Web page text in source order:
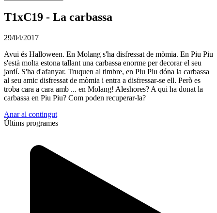
T1xC19 - La carbassa
29/04/2017
Avui és Halloween. En Molang s'ha disfressat de mòmia. En Piu Piu
s'està molta estona tallant una carbassa enorme per decorar el seu
jardí. S'ha d'afanyar. Truquen al timbre, en Piu Piu dóna la carbassa
al seu amic disfressat de mòmia i entra a disfressar-se ell. Però es
troba cara a cara amb ... en Molang! Aleshores? A qui ha donat la
carbassa en Piu Piu? Com poden recuperar-la?
Anar al contingut
Últims programes